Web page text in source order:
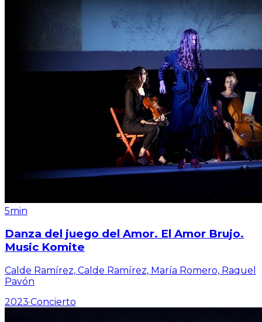
5min
Danza del juego del Amor. El Amor Brujo.
Music Komite
Calde Ramírez, Calde Ramírez, María Romero, Raquel
Pavón
2023·Concierto